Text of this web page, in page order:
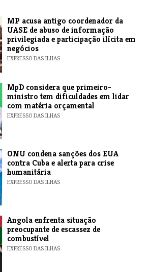
MP acusa antigo coordenador da
UASE de abuso de informação
privilegiada e participação ilícita em
negócios
EXPRESSO DAS ILHAS
MpD considera que primeiro-
ministro tem dificuldades em lidar
com matéria orçamental
EXPRESSO DAS ILHAS
ONU condena sanções dos EUA
contra Cuba e alerta para crise
humanitária
EXPRESSO DAS ILHAS
Angola enfrenta situação
preocupante de escassez de
combustível
EXPRESSO DAS ILHAS